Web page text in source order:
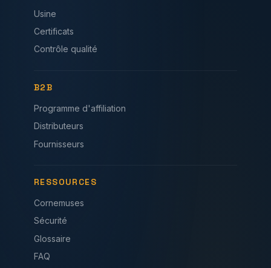
Usine
Certificats
Contrôle qualité
B2B
Programme d'affiliation
Distributeurs
Fournisseurs
RESSOURCES
Cornemuses
Sécurité
Glossaire
FAQ